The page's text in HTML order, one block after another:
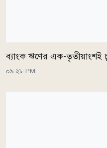
ব্যাংক ঋণের এক-তৃতীয়াংশই
০৯:২৮ PM